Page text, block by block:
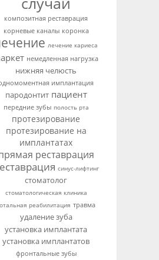
композитная реставрация
корневые каналы коронка
лечение кариеса
немедленная нагрузка
нижняя челюсть
имплантация
пародонтит пациент
передние зубы полость рта
протезирование
протезирование на
имплантатах
реставрация
синус-лифтинг
стоматолог
стоматологическая клиника
реабилитация травма
удаление зуба
установка имплантата
установка имплантатов
фронтальные зубы